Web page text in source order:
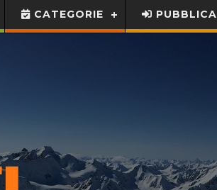
CATEGORIE PUBBLICA